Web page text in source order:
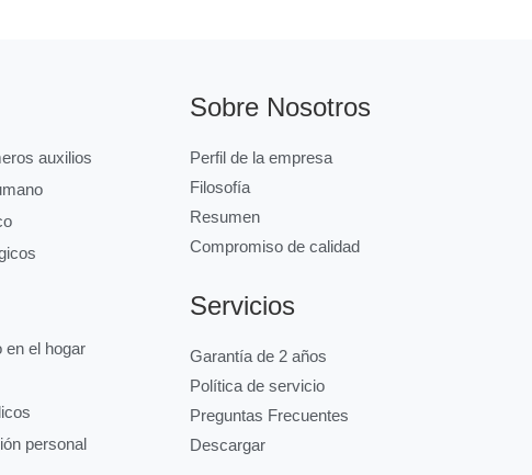
auxilios
en el hogar
personal
Sobre Nosotros
Perfil de la empresa
Filosofía
Resumen
Compromiso de calidad
Servicios
Garantía de 2 años
Política de servicio
Preguntas Frecuentes
Descargar